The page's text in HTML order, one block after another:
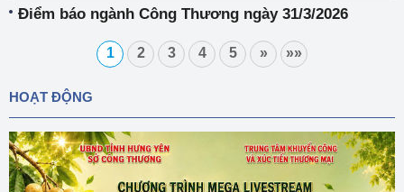
Điểm báo ngành Công Thương ngày 31/3/2026
1 2 3 4 5 » »»
HOẠT ĐỘNG